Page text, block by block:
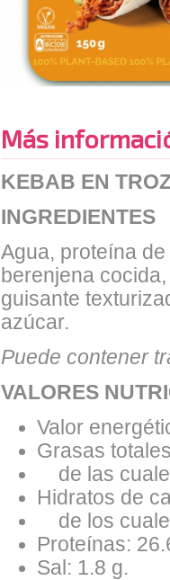
Más
KEBAB EN
INGREDIENTES
Agua, proteína
berenjena
guisante
azúcar.
Puede contener
VALORES
Valor
Grasas
de las
Hidratos de
de los
Proteínas:
Sal: 1.8 g.